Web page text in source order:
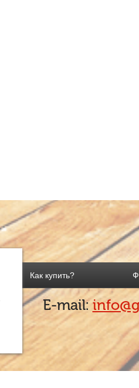
Как купить?
E-mail: